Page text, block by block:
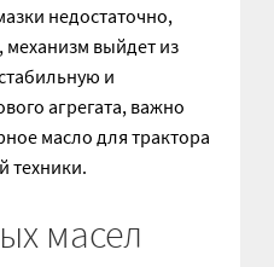
недостаточно,
выйдет из
и
агрегата, важно
масло для трактора
техники.
масел